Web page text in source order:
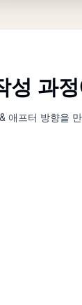
성 과
애프터 방향을